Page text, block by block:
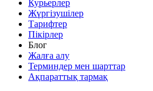
Курьерлер
Жүргізушілер
Тарифтер
Пікірлер
Блог
Жалға алу
Терминдер мен шарттар
Ақпараттық тармақ